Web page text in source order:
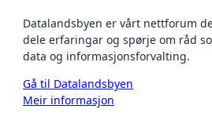
Datalandsbyen er vårt nettforum
dele erfaringar og spørje om råd
data og informasjonsforvalting.
Gå til Datalandsbyen
Meir informasjon